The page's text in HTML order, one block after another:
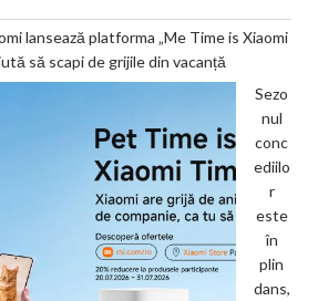
lansează platforma „Me Time is Xiaomi
să scapi de grijile din vacanță
Sezo
nul
conc
ediilo
r
este
în
plin
dans,